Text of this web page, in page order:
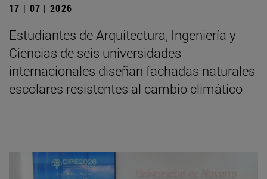
17 | 07 | 2026
Estudiantes de Arquitectura, Ingeniería y
Ciencias de seis universidades
internacionales diseñan fachadas naturales
escolares resistentes al cambio climático